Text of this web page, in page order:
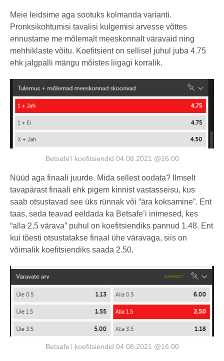
Meie leidsime aga sootuks kolmanda varianti.
Pronksikohtumisi tavalisi kulgemisi arvesse võttes
ennustame me mõlemalt meeskonnalt väravaid ning
mehhiklaste võitu. Koefitsient on sellisel juhul juba 4.75
ehk jalgpalli mängu mõistes liigagi korralik.
Betsafe’i koefitsiendid 04.08.2021 @16.00
Nüüd aga finaali juurde. Mida sellest oodata? Ilmselt
tavapärast finaali ehk pigem kinnist vastasseisu, kus
saab otsustavad see üks rünnak või “ära koksamine”. Ent
taas, seda teavad eeldada ka Betsafe’i inimesed, kes
“alla 2,5 värava” puhul on koefitsiendiks pannud 1.48. Ent
kui tõesti otsustatakse finaal ühe väravaga, siis on
võimalik koefitsiendiks saada 2.50.
Betsafe’i koefitsiendid 04.08.2021 @16.00